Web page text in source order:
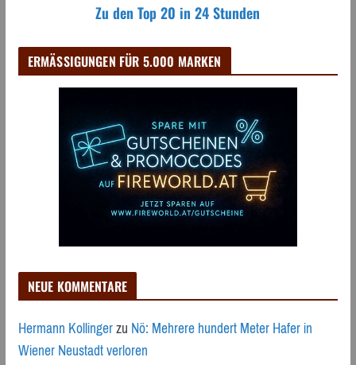
Zu den Top 20 in 24 Stunden
ERMÄSSIGUNGEN FÜR 5.000 MARKEN
NEUE KOMMENTARE
Hermann KollingerzuNö: Mehrere hundert Meter Hafer in
Wiener Neustadt verloren